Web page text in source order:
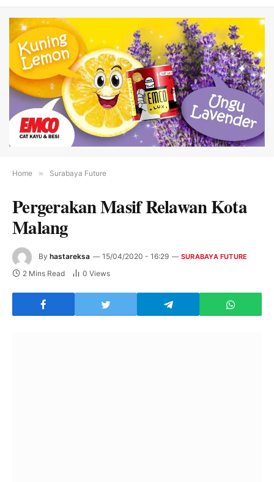
Home » Surabaya Future
Pergerakan Masif Relawan Kota
Malang
By hastareksa 15/04/2020 - 16:29 SURABAYA FUTURE
2 Mins Read 0 Views